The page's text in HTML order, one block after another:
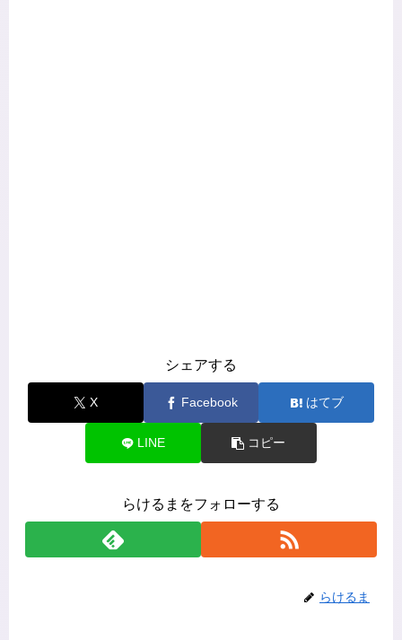
シェアする
X Facebook はてブ
LINE コピー
らけるまをフォローする
らけるま